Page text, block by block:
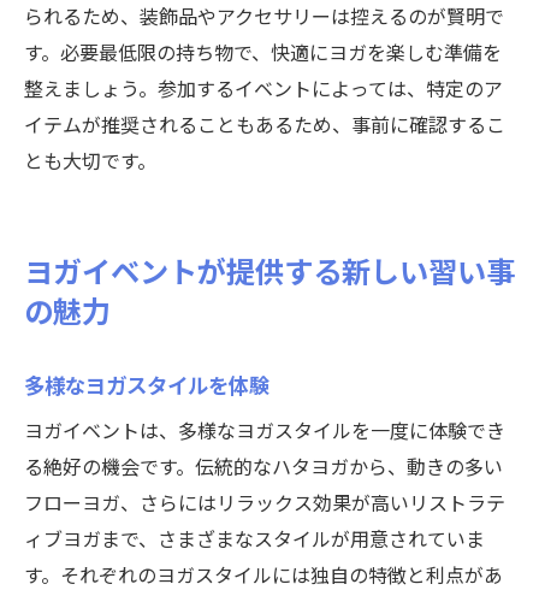
られるため、装飾品やアクセサリーは控えるのが賢明で
す。必要最低限の持ち物で、快適にヨガを楽しむ準備を
整えましょう。参加するイベントによっては、特定のア
イテムが推奨されることもあるため、事前に確認するこ
とも大切です。
ヨガイベントが提供する新しい習い事
の魅力
多様なヨガスタイルを体験
ヨガイベントは、多様なヨガスタイルを一度に体験でき
る絶好の機会です。伝統的なハタヨガから、動きの多い
フローヨガ、さらにはリラックス効果が高いリストラテ
ィブヨガまで、さまざまなスタイルが用意されていま
す。それぞれのヨガスタイルには独自の特徴と利点があ